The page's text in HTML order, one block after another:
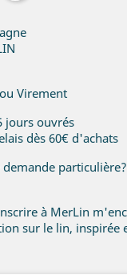
Virement
jours ouvrés
dès 60€ d'achats
particulière?
à MerLin
sur le lin, inspirée